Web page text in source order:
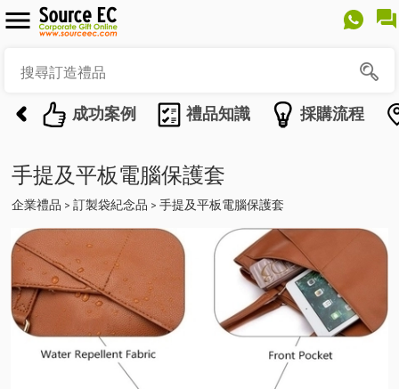
成功案例 禮品知識 採購流程
手提及平板電腦保護套
企業禮品 > 訂製袋紀念品 > 手提及平板電腦保護套